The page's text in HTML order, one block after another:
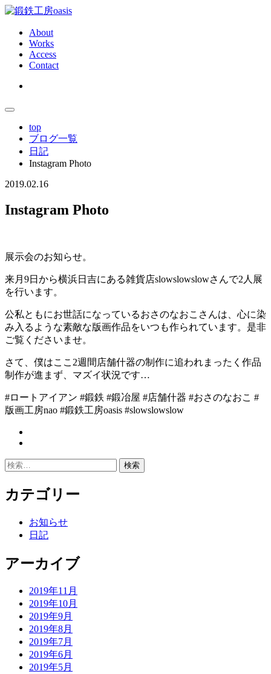
About
Works
Access
Contact
top
ブログ一覧
日記
Instagram Photo
Instagram
Photo
2019.02.16
Instagram Photo
展示会のお知らせ。
来月9日から横浜日吉にある雑貨店slowslowslowさんで2人展
を行います。
公私ともにお世話になっているおさのなおこさんは、心に染
み入るような素敵な版画作品をいつも作られています。是非
ご覧くださいませ。
さて、僕はここ2週間店舗什器の制作に追われまったく作品
制作が進まず、マズイ状況です…
#ロートアイアン #鍛鉄 #鍛冶屋 #店舗什器 #おさのなおこ #
版画工房nao #鍛鉄工房oasis #slowslowslow
稿
ナ
ビ
ョ
検
カテゴリー
お知らせ
日記
アーカイブ
2019年11月
2019年10月
2019年9月
2019年8月
2019年7月
2019年6月
2019年5月